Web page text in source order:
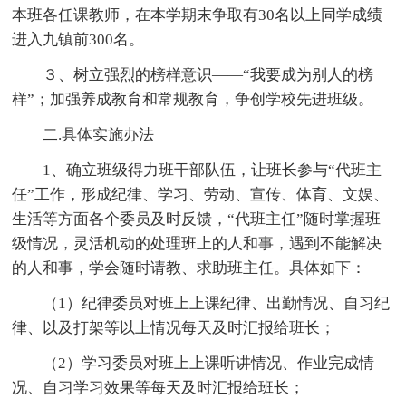
本班各任课教师，在本学期末争取有30名以上同学成绩
进入九镇前300名。
３、树立强烈的榜样意识――“我要成为别人的榜
样”；加强养成教育和常规教育，争创学校先进班级。
二.具体实施办法
1、确立班级得力班干部队伍，让班长参与“代班主
任”工作，形成纪律、学习、劳动、宣传、体育、文娱、
生活等方面各个委员及时反馈，“代班主任”随时掌握班
级情况，灵活机动的处理班上的人和事，遇到不能解决
的人和事，学会随时请教、求助班主任。具体如下：
（1）纪律委员对班上上课纪律、出勤情况、自习纪
律、以及打架等以上情况每天及时汇报给班长；
（2）学习委员对班上上课听讲情况、作业完成情
况、自习学习效果等每天及时汇报给班长；